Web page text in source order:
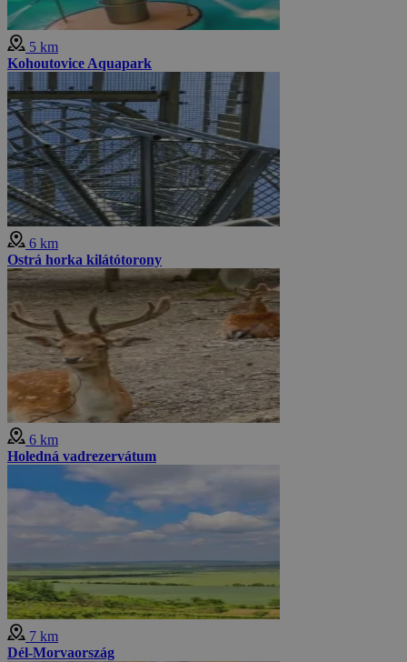
5 km
Kohoutovice Aquapark
6 km
Ostrá horka kilátótorony
6 km
Holedná vadrezervátum
7 km
Dél-Morvaország